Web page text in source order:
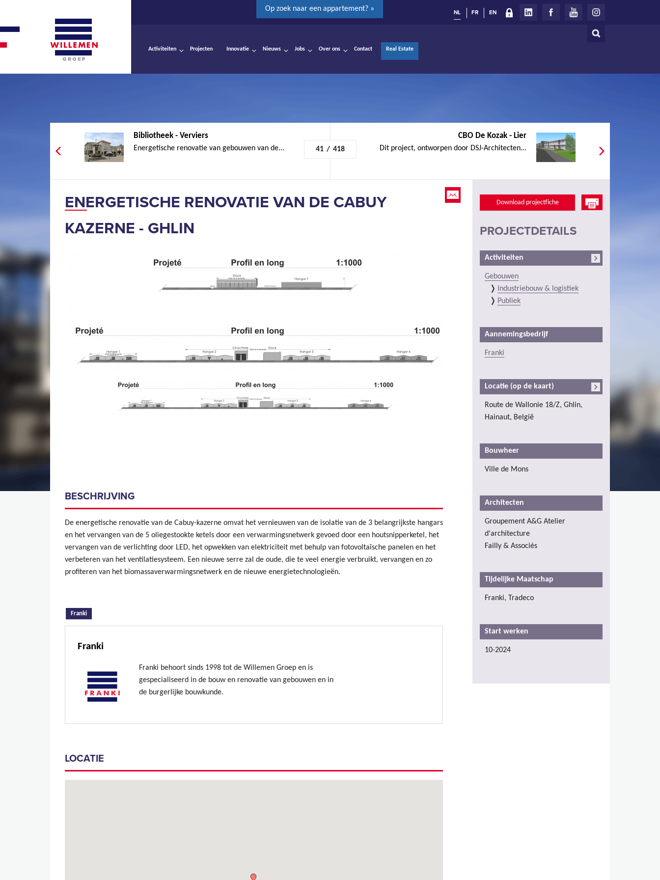
Op zoek naar een appartement? »
Zoeken
NL FR EN
Activiteiten Projecten Innovatie Nieuws Jobs Over ons Contact Real Estate
Bibliotheek - Verviers
Energetische renovatie van gebouwen van de... 41 / 418
CBO De Kozak - Lier
Dit project, ontworpen door DSJ-Architecten...
ENERGETISCHE RENOVATIE VAN DE CABUY
KAZERNE - GHLIN
BESCHRIJVING
De energetische renovatie van de Cabuy-kazerne omvat het vernieuwen van de isolatie van de 3 belangrijkste hangars
en het vervangen van de 5 oliegestookte ketels door een verwarmingsnetwerk gevoed door een houtsnipperketel, het
vervangen van de verlichting door LED, het opwekken van elektriciteit met behulp van fotovoltaïsche panelen en het
verbeteren van het ventilatiesysteem. Een nieuwe serre zal de oude, die te veel energie verbruikt, vervangen en zo
profiteren van het biomassaverwarmingsnetwerk en de nieuwe energietechnologieën.
Franki
Franki
Franki behoort sinds 1998 tot de Willemen Groep en is
gespecialiseerd in de bouw en renovatie van gebouwen en in
de burgerlijke bouwkunde.
LOCATIE
Download projectfiche
PROJECTDETAILS
Activiteiten
Gebouwen
Industriebouw & logistiek
Publiek
Aannemingsbedrijf
Franki
Locatie (op de kaart)
Route de Wallonie 18/Z, Ghlin,
Hainaut, België
Bouwheer
Ville de Mons
Architecten
Groupement A&G Atelier
d'architecture
Failly & Associés
Tijdelijke Maatschap
Franki, Tradeco
Start werken
10-2024